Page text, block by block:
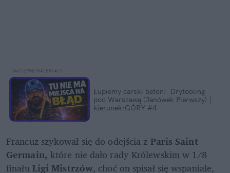
Łupiemy carski beton!  Drytooling
pod Warszawą (Janówek Pierwszy) |
kierunek:GÓRY #4
Francuz szykował się do odejścia z Paris Saint-
Germain, które nie dało rady Królewskim w 1/8
finału Ligi Mistrzów, choć on spisał się wspaniale,